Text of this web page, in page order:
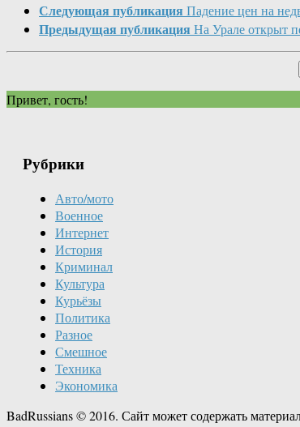
Следующая публикация Падение цен на
Предыдущая публикация На Урале открыт
Привет, гость!
Рубрики
Авто/мото
Военное
Интернет
История
Криминал
Культура
Курьёзы
Политика
Разное
Смешное
Техника
Экономика
BadRussians © 2016. Сайт может содержать